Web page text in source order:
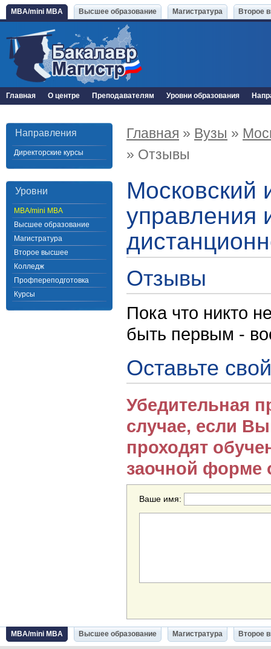
MBA/mini MBA Высшее образование Магистратура Второе
Главная О центре Преподавателям Уровни образования
Направления
Директорские курсы
Уровни
MBA/mini MBA
Высшее образование
Магистратура
Второе высшее
Колледж
Профпереподготовка
Курсы
Главная » Вузы »
» Отзывы
Московский
управления
Отзывы
Пока что никто
быть первым -
Оставьте
Убедительная
случае, если
проходят
заочной форме
Ваше имя:
MBA/mini MBA Высшее образование Магистратура Второе